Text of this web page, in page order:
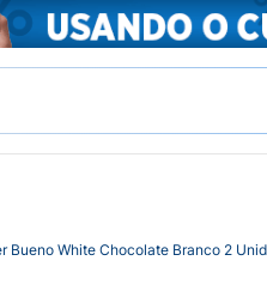
Bueno White Chocolate Branco 2